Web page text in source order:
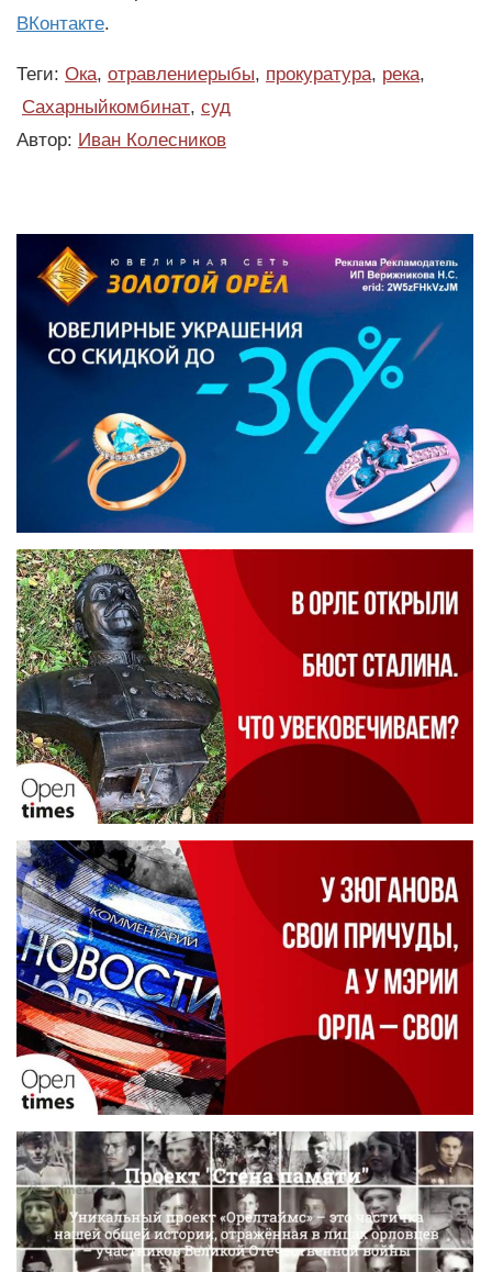
ВКонтакте.
Теги: Ока, отравлениерыбы, прокуратура, река,
Сахарныйкомбинат, суд
Автор: Иван Колесников